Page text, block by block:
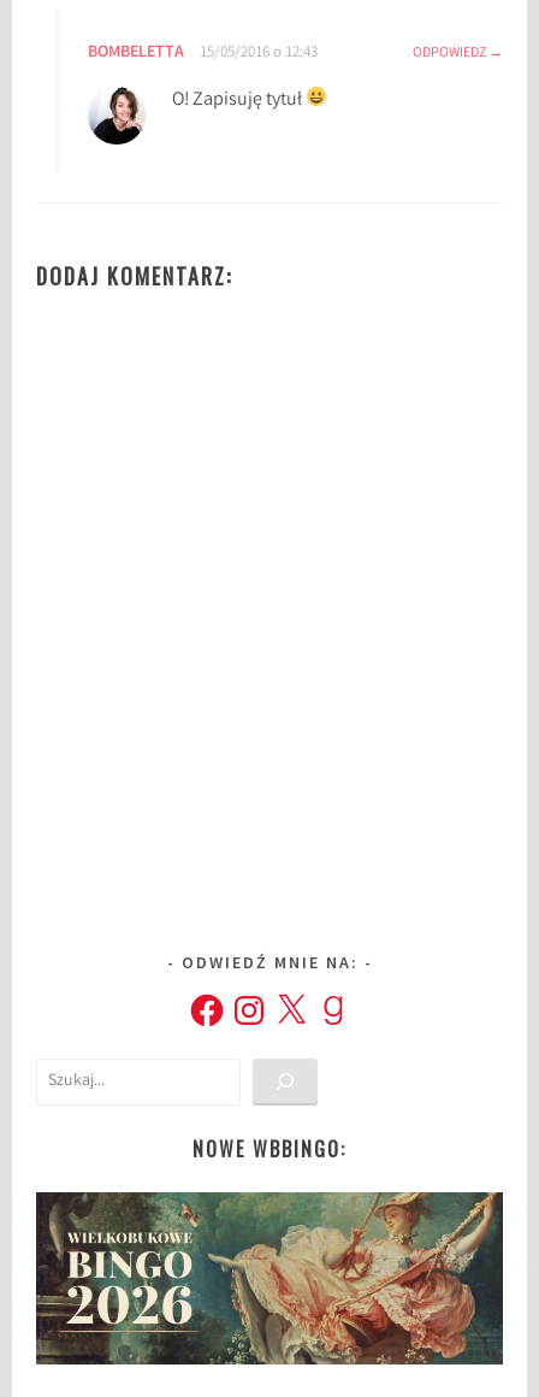
BOMBELETTA 15/05/2016 o 12:43 ODPOWIEDZ
O! Zapisuję tytuł
DODAJ KOMENTARZ:
ODWIEDŹ MNIE NA:
FacebookInstagram
X Goodreads
Szukaj
NOWE WBBINGO: